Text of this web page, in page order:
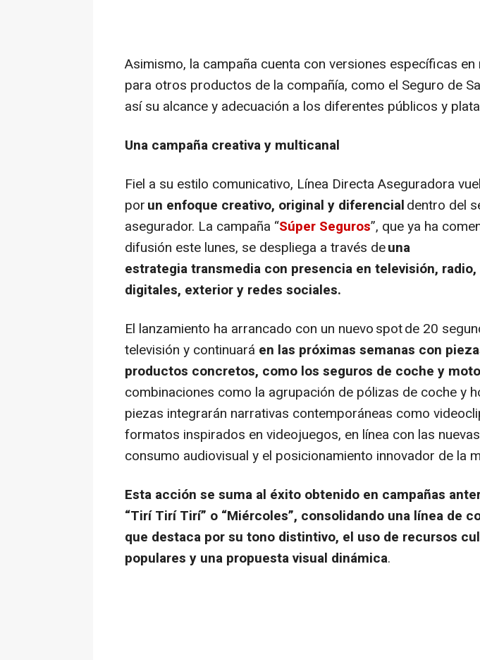
Asimismo, la campaña cuenta con versiones específicas
para otros productos de la compañía, como el Seguro de
así su alcance y adecuación a los diferentes públicos y
Una campaña creativa y multicanal
Fiel a su estilo comunicativo, Línea Directa Aseguradora
porun enfoque creativo, original y diferencialdentro del
asegurador. La campaña “Súper Seguros”, que ya ha
difusión este lunes, se despliega a través deuna
estrategia transmedia con presencia en televisión,
digitales, exterior y redes sociales.
El lanzamiento ha arrancado con un nuevospotde 20
televisión y continuará en las próximas semanas con
productos concretos, como los seguros de coche y moto
combinaciones como la agrupación de pólizas de coche y
piezas integrarán narrativas contemporáneas como
formatos inspirados en videojuegos, en línea con las
consumo audiovisual y el posicionamiento innovador de la
Esta acción se suma al éxito obtenido en campañas
“Tirí Tirí Tirí” o “Miércoles”, consolidando una línea de
que destaca por su tono distintivo, el uso de recursos
populares y una propuesta visual dinámica.